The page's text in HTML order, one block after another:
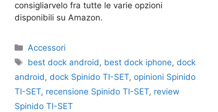
consigliarvelo fra tutte le varie opzioni
disponibili su Amazon.
Categorie
Accessori
Tag
best dock android, best dock iphone, dock
android, dock Spinido TI-SET, opinioni Spinido
TI-SET, recensione Spinido TI-SET, review
Spinido TI-SET